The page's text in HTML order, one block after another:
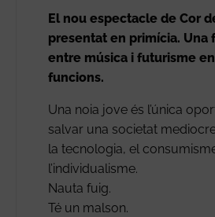
El nou espectacle de Cor
presentat en primícia. Una
entre música i futurisme
funcions.
Una noia jove és l’única
salvar una societat
la tecnologia, el
l’individualisme.
Nauta fuig.
Té un malson.